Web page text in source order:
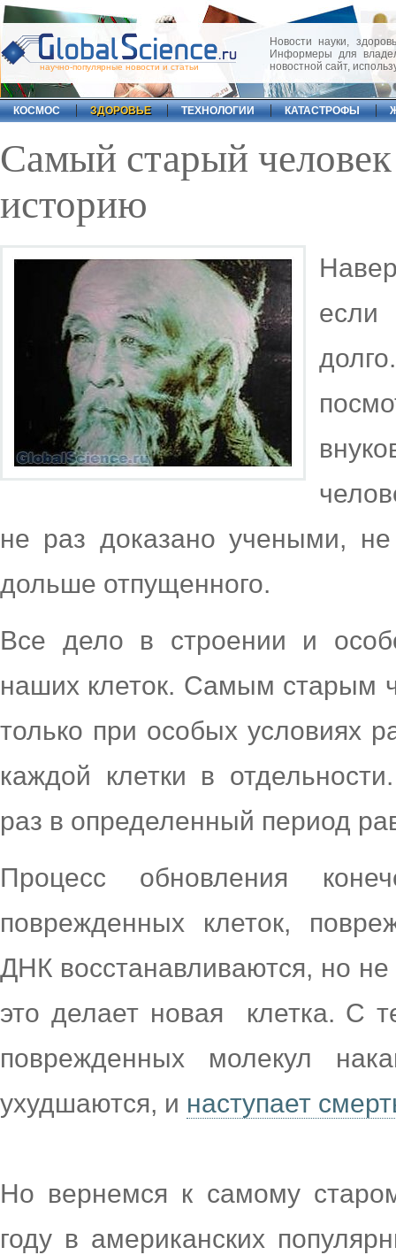
научно-популярные новости и статьи
Новости науки,
Информеры для
новостной сайт,
КОСМОС ЗДОРОВЬЕ ТЕХНОЛОГИИ КАТАСТРОФЫ
Самый старый
историю
если
не раз доказано учеными, не
дольше отпущенного.
Все дело в строении и
наших клеток. Самым старым
только при особых условиях
каждой клетки в
раз в определенный период
Процесс обновления
поврежденных клеток,
ДНК восстанавливаются, но
это делает новая клетка. С
поврежденных молекул
ухудшаются, и наступает
Но вернемся к самому
году в американских